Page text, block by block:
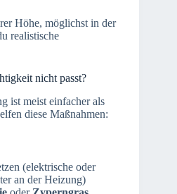
Höhe, möglichst in der
realistische
nicht passt?
ist meist einfacher als
diese Maßnahmen:
(elektrische oder
an der Heizung)